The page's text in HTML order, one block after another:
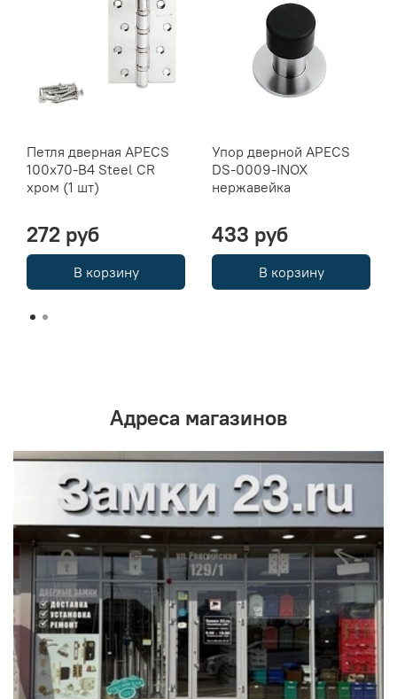
Петля дверная APECS
100x70-B4 Steel CR
хром (1 шт)
272 руб
В корзину
Упор дверной APECS
DS-0009-INOX
нержавейка
433 руб
В корзину
Адреса магазинов